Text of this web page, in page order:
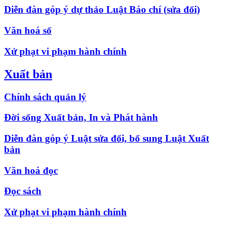
Diễn đàn góp ý dự thảo Luật Báo chí (sửa đổi)
Văn hoá số
Xử phạt vi phạm hành chính
Xuất bản
Chính sách quản lý
Đời sống Xuất bản, In và Phát hành
Diễn đàn góp ý Luật sửa đổi, bổ sung Luật Xuất
bản
Văn hoá đọc
Đọc sách
Xử phạt vi phạm hành chính